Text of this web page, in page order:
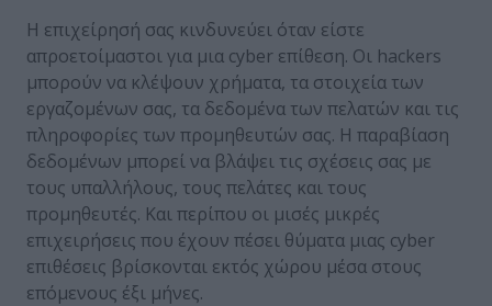
Η επιχείρησή σας κινδυνεύει όταν είστε
απροετοίμαστοι για μια cyber επίθεση. Οι hackers
μπορούν να κλέψουν χρήματα, τα στοιχεία των
εργαζομένων σας, τα δεδομένα των πελατών και τις
πληροφορίες των προμηθευτών σας. Η παραβίαση
δεδομένων μπορεί να βλάψει τις σχέσεις σας με
τους υπαλλήλους, τους πελάτες και τους
προμηθευτές. Και περίπου οι μισές μικρές
επιχειρήσεις που έχουν πέσει θύματα μιας cyber
επιθέσεις βρίσκονται εκτός χώρου μέσα στους
επόμενους έξι μήνες.